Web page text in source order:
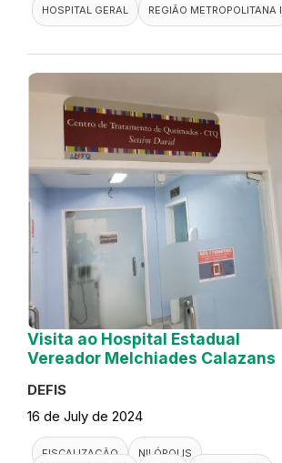
HOSPITAL GERAL
REGIÃO METROPOLITANA I
Visita ao Hospital Estadual
Vereador Melchiades Calazans
DEFIS
16 de July de 2024
FISCALIZAÇÃO
NILÓPOLIS